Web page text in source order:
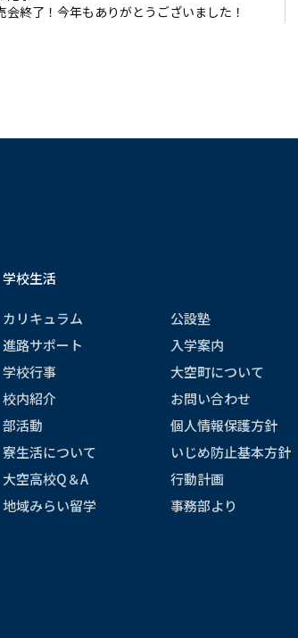
会終了！今年もありがとうございました！
学校生活
カリキュラム
進路サポート
学校行事
校内紹介
部活動
寮生活について
大空高校Q＆A
地域みらい留学
公設塾
入学案内
大空町について
お問い合わせ
個人情報保護方針
いじめ防止基本方針
行動計画
事務部より